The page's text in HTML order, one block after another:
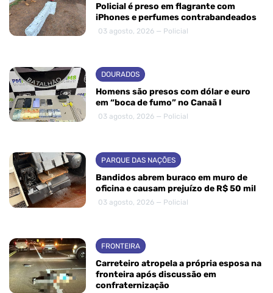
Policial é preso em flagrante com
iPhones e perfumes contrabandeados
03 agosto, 2026 — Policial
DOURADOS
Homens são presos com dólar e euro
em “boca de fumo” no Canaã I
03 agosto, 2026 — Policial
PARQUE DAS NAÇÕES
Bandidos abrem buraco em muro de
oficina e causam prejuízo de R$ 50 mil
03 agosto, 2026 — Policial
FRONTEIRA
Carreteiro atropela a própria esposa na
fronteira após discussão em
confraternização